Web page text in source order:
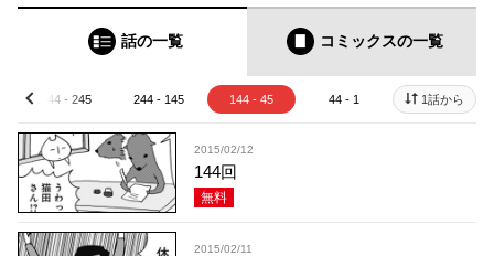
話の一覧 コミックスの一覧
344 - 245 244 - 145 144 - 45 44 - 1
prev 1話から
2015/02/12
144回
無料
2015/02/11